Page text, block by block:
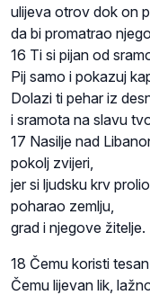
ulijeva otrov dok on
da bi promatrao
16 Ti si pijan od
Pij samo i pokazuj
Dolazi ti pehar iz
i sramota na slavu
17 Nasilje nad
pokolj zvijeri,
jer si ljudsku krv prolio,
poharao zemlju,
grad i njegove žitelje.
18 Čemu koristi
Čemu lijevan lik,